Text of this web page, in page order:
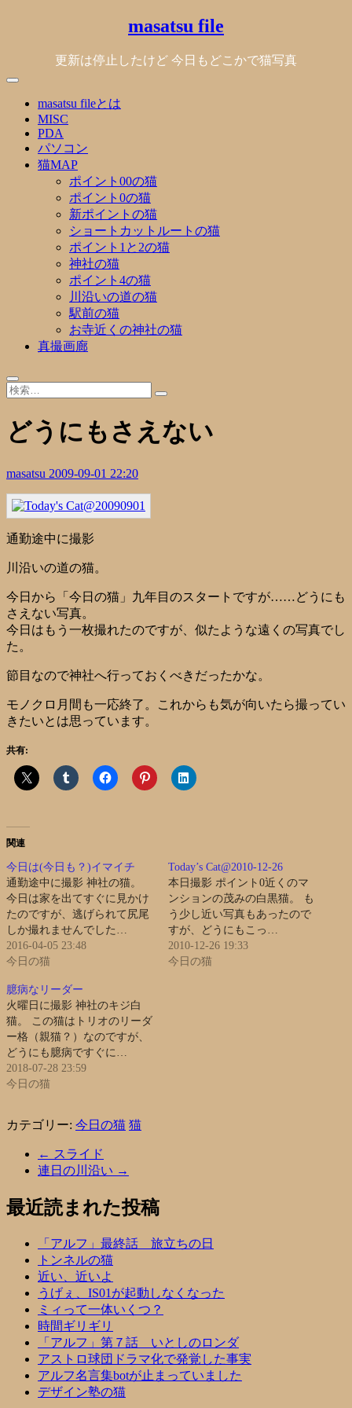
masatsu file
更新は停止したけど 今日もどこかで猫写真
masatsu fileとは
MISC
PDA
パソコン
猫MAP
ポイント00の猫
ポイント0の猫
新ポイントの猫
ショートカットルートの猫
ポイント1と2の猫
神社の猫
ポイント4の猫
川沿いの道の猫
駅前の猫
お寺近くの神社の猫
真撮画廊
どうにもさえない
masatsu 2009-09-01 22:20
通勤途中に撮影
川沿いの道の猫。
今日から「今日の猫」九年目のスタートですが……どうにも
さえない写真。
今日はもう一枚撮れたのですが、似たような遠くの写真でし
た。
節目なので神社へ行っておくべきだったかな。
モノクロ月間も一応終了。これからも気が向いたら撮ってい
きたいとは思っています。
共有:
関連
今日は(今日も？)イマイチ
通勤途中に撮影 神社の猫。
今日は家を出てすぐに見かけ
たのですが、逃げられて尻尾
しか撮れませんでした…
2016-04-05 23:48
今日の猫
Today’s Cat@2010-12-26
本日撮影 ポイント0近くのマ
ンションの茂みの白黒猫。 も
う少し近い写真もあったので
すが、どうにもこっ…
2010-12-26 19:33
今日の猫
臆病なリーダー
火曜日に撮影 神社のキジ白
猫。 この猫はトリオのリーダ
ー格（親猫？）なのですが、
どうにも臆病ですぐに…
2018-07-28 23:59
今日の猫
カテゴリー: 今日の猫 猫
← スライド
連日の川沿い →
最近読まれた投稿
「アルフ」最終話 旅立ちの日
トンネルの猫
近い、近いよ
うげぇ、IS01が起動しなくなった
ミィって一体いくつ？
時間ギリギリ
「アルフ」第７話 いとしのロンダ
アストロ球団ドラマ化で発覚した事実
アルフ名言集botが止まっていました
デザイン塾の猫